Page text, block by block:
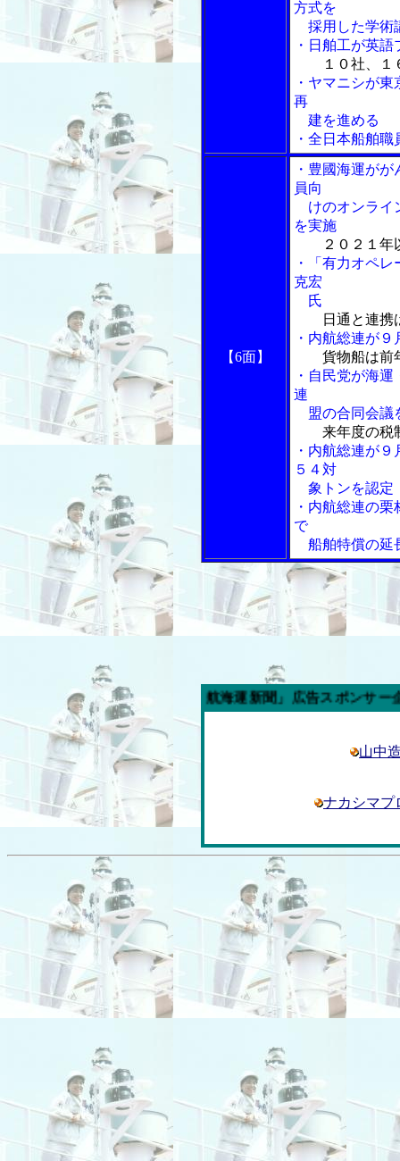
方式を
採用した学術
・日舶工が英
１０社、１
・ヤマニシが
再
建を進める
・全日本船舶
【6面】
・豊國海運が
員向
けのオンライ
を実施
２０２１年
・「有力オペ
克宏
氏
日通と連携
・内航総連が
貨物船は前
・自民党が海
連
盟の合同会議
来年度の税
・内航総連が
５４対
象トンを認定
・内航総連の
で
船舶特償の延
今週の「内航海運新聞」広告スポンサー企業
山中
ナカシマプ